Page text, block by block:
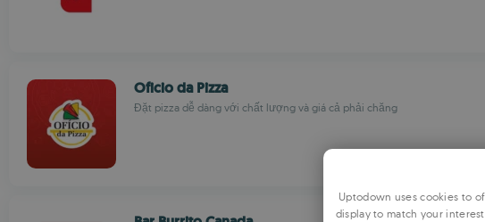
Oficio da Pizza
Đặt pizza dễ dàng với chất lượng và giá cả phải chăng
Uptodown uses cookies to
display to match your